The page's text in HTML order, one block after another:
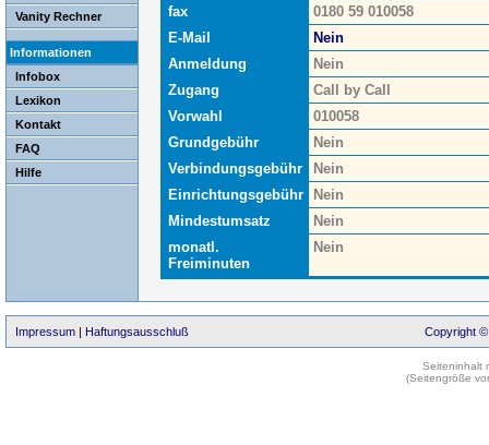
Vanity Rechner
Informationen
Infobox
Lexikon
Kontakt
FAQ
Hilfe
fax
0180 59 010058
E-Mail
Nein
Anmeldung
Nein
Zugang
Call by Call
Vorwahl
010058
Grundgebühr
Nein
Verbindungsgebühr
Nein
Einrichtungsgebühr
Nein
Mindestumsatz
Nein
monatl.
Freiminuten
Nein
Impressum | Haftungsausschluß Copyright ©
Seiteninhalt
(Seitengröße